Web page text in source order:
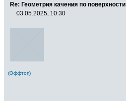
Re: Геометрия качения по поверхности
03.05.2025, 10:30
(Оффтоп)